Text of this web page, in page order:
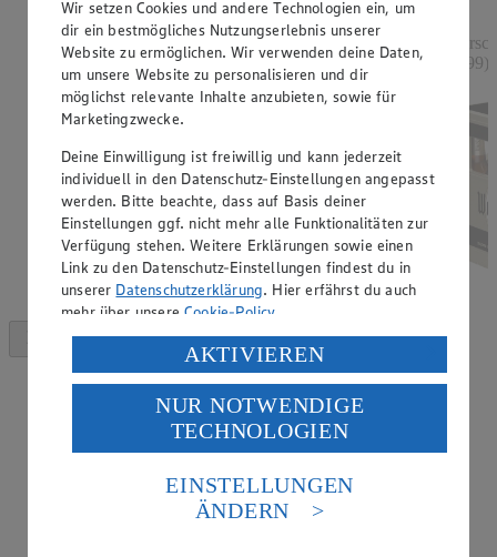
Rabatt)
versch. Sorten, 250 - 254 g, (1 kg = 7,52 - 7,40)
0,99)
Wir setzen Cookies und andere Technologien ein, um
dir ein bestmögliches Nutzungserlebnis unserer
Website zu ermöglichen. Wir verwenden deine Daten,
um unsere Website zu personalisieren und dir
möglichst relevante Inhalte anzubieten, sowie für
Marketingzwecke.
Deine Einwilligung ist freiwillig und kann jederzeit
individuell in den Datenschutz-Einstellungen angepasst
werden. Bitte beachte, dass auf Basis deiner
Einstellungen ggf. nicht mehr alle Funktionalitäten zur
Verfügung stehen. Weitere Erklärungen sowie einen
Link zu den Datenschutz-Einstellungen findest du in
unserer Datenschutzerklärung. Hier erfährst du auch
mehr über unsereCookie-Policy.
Verarbeitung deiner personenbezogenen Daten in den
USA durch Facebook und YouTube:
Wenn du auf „Aktivieren“ klickst, willigst du im Sinne
des Art. 49 Abs. 1 Satz 1 lit. a) DSGVO ein, dass deine
Daten in den USA verarbeitet werden. Der EuGH sieht
die USA als Land mit einem nach europäischen
Standards nicht angemessenen Datenschutzniveau an.
Es besteht das Risiko eines Zugriffs durch US-
AKTIVIEREN
NUR NOTWENDIGE
TECHNOLOGIEN
EINSTELLUNGEN
ÄNDERN